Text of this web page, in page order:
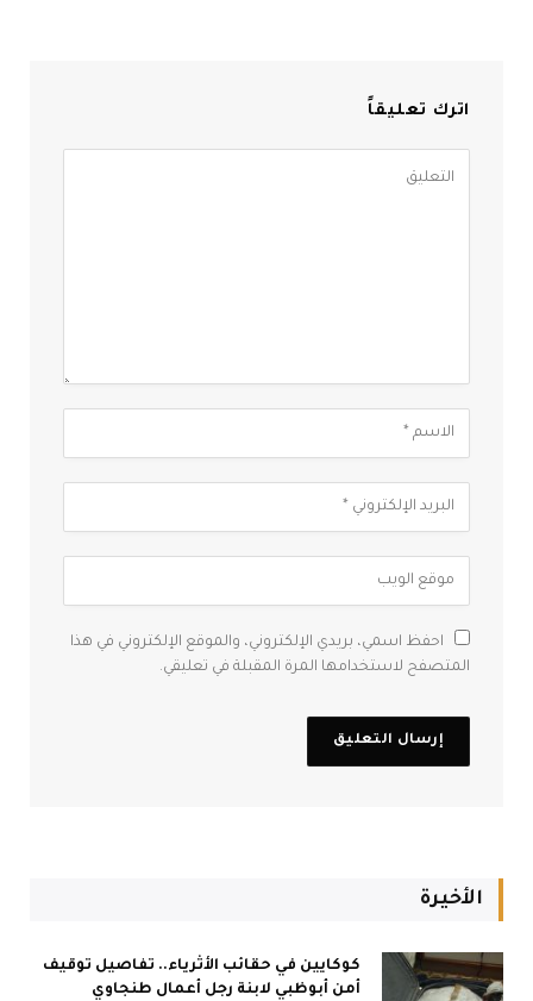
اترك تعليقاً
احفظ اسمي، بريدي الإلكتروني، والموقع الإلكتروني في هذا
المتصفح لاستخدامها المرة المقبلة في تعليقي.
الأخيرة
كوكايين في حقائب الأثرياء.. تفاصيل توقيف
أمن أبوظبي لابنة رجل أعمال طنجاوي